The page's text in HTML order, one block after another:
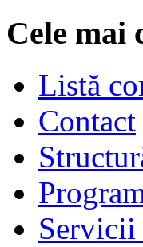
Cele mai
Listă
Contact
Servicii